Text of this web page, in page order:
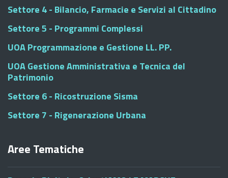
Settore 4 - Bilancio, Farmacie e Servizi al Cittadino
Settore 5 - Programmi Complessi
UOA Programmazione e Gestione LL. PP.
UOA Gestione Amministrativa e Tecnica del
Patrimonio
Settore 6 - Ricostruzione Sisma
Settore 7 - Rigenerazione Urbana
Aree Tematiche